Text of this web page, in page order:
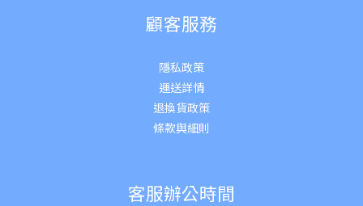
顧客服務
隱私政策
運送詳情
退換貨政策
條款與細則
客服辦公時間